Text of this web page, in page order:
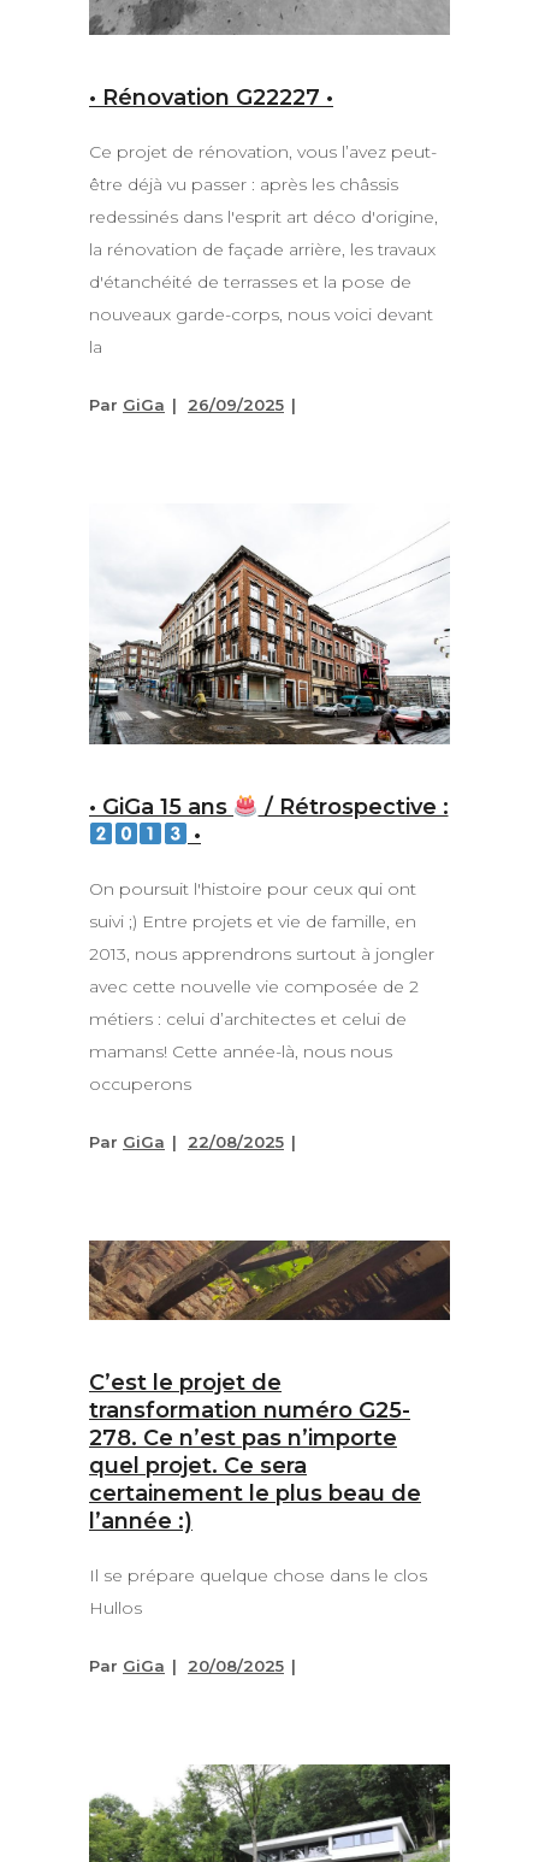
• Rénovation G22227 •
Ce projet de rénovation, vous l’avez peut-
être déjà vu passer : après les châssis
redessinés dans l'esprit art déco d'origine,
la rénovation de façade arrière, les travaux
d'étanchéité de terrasses et la pose de
nouveaux garde-corps, nous voici devant
la
Par GiGa 26/09/2025
• GiGa 15 ans
/ Rétrospective :
•
On poursuit l'histoire pour ceux qui ont
suivi ;) Entre projets et vie de famille, en
2013, nous apprendrons surtout à jongler
avec cette nouvelle vie composée de 2
métiers : celui d’architectes et celui de
mamans! Cette année-là, nous nous
occuperons
Par GiGa 22/08/2025
C’est le projet de
transformation numéro G25-
278. Ce n’est pas n’importe
quel projet. Ce sera
certainement le plus beau de
l’année :)
Il se prépare quelque chose dans le clos
Hullos
Par GiGa 20/08/2025